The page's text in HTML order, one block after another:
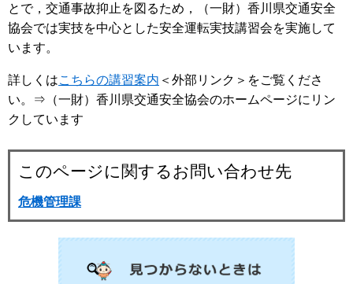
とで，交通事故抑止を図るため，（一財）香川県交通安全
協会では実技を中心とした安全運転実技講習会を実施して
います。
詳しくはこちらの講習案内 ＜外部リンク＞ をご覧くださ
い。⇒（一財）香川県交通安全協会のホームページにリン
クしています
このページに関するお問い合わせ先
危機管理課